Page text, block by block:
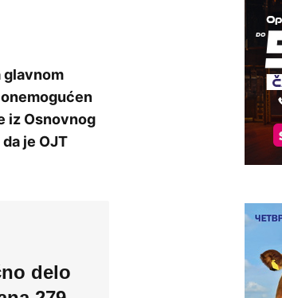
glavnom
iz Osnovnog
je OJT
delo